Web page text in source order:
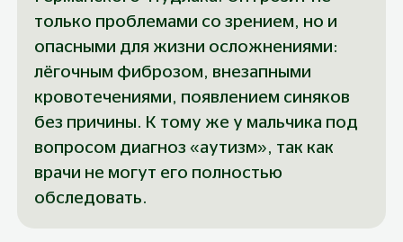
только проблемами со зрением, но и
опасными для жизни осложнениями:
лёгочным фиброзом, внезапными
кровотечениями, появлением синяков
без причины. К тому же у мальчика под
вопросом диагноз «аутизм», так как
врачи не могут его полностью
обследовать.